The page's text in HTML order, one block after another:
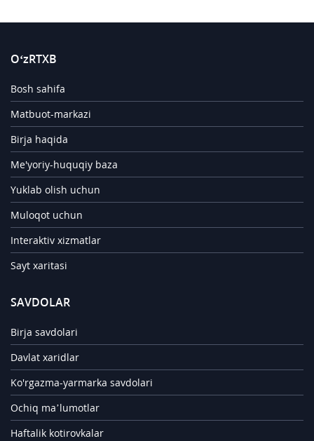
O‘zRTXB
Bosh sahifa
Matbuot-markazi
Birja haqida
Me'yoriy-huquqiy baza
Yuklab olish uchun
Muloqot uchun
Interaktiv xizmatlar
Sayt xaritasi
SAVDOLAR
Birja savdolari
Davlat xaridlar
Ko'rgazma-yarmarka savdolari
Ochiq ma’lumotlar
Haftalik kotirovkalar